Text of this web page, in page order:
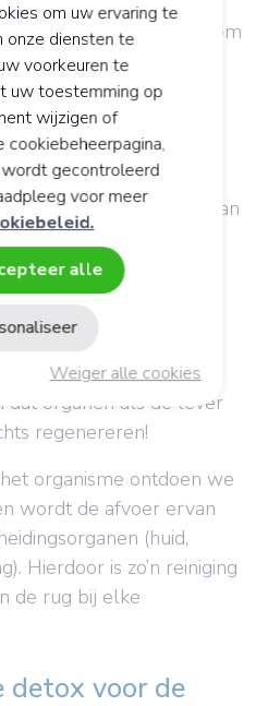
voor een detox om
op de uitdagingen
na de
gunstig moment.
voeding, zal de
, wat de leverfunctie
mariadistel), bijdragen aan
die een essentiële rol
in op de
leidt. Want
organen als de lever
regenereren!
organisme ontdoen we
wordt de afvoer ervan
(huid,
Hierdoor is zo’n reiniging
de rug bij elke
detox voor de
om uw ervaring te
onze diensten te
voorkeuren te
uw toestemming op
wijzigen of
cookiebeheerpagina,
gecontroleerd
voor meer
alle
Weiger alle cookies